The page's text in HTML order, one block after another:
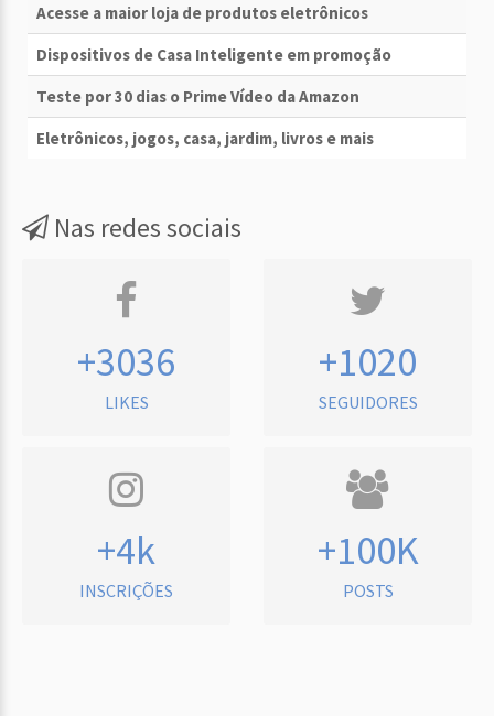
Acesse a maior loja de produtos eletrônicos
Dispositivos de Casa Inteligente em promoção
Teste por 30 dias o Prime Vídeo da Amazon
Eletrônicos, jogos, casa, jardim, livros e mais
Nas redes sociais
+3036
LIKES
+1020
SEGUIDORES
+4k
INSCRIÇÕES
+100K
POSTS